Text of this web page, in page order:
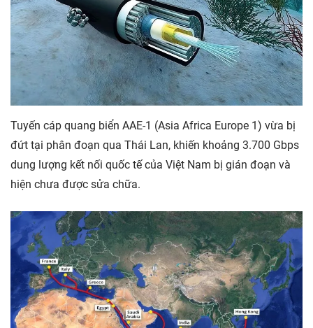
Tuyến cáp quang biển AAE-1 (Asia Africa Europe 1) vừa bị
đứt tại phân đoạn qua Thái Lan, khiến khoảng 3.700 Gbps
dung lượng kết nối quốc tế của Việt Nam bị gián đoạn và
hiện chưa được sửa chữa.